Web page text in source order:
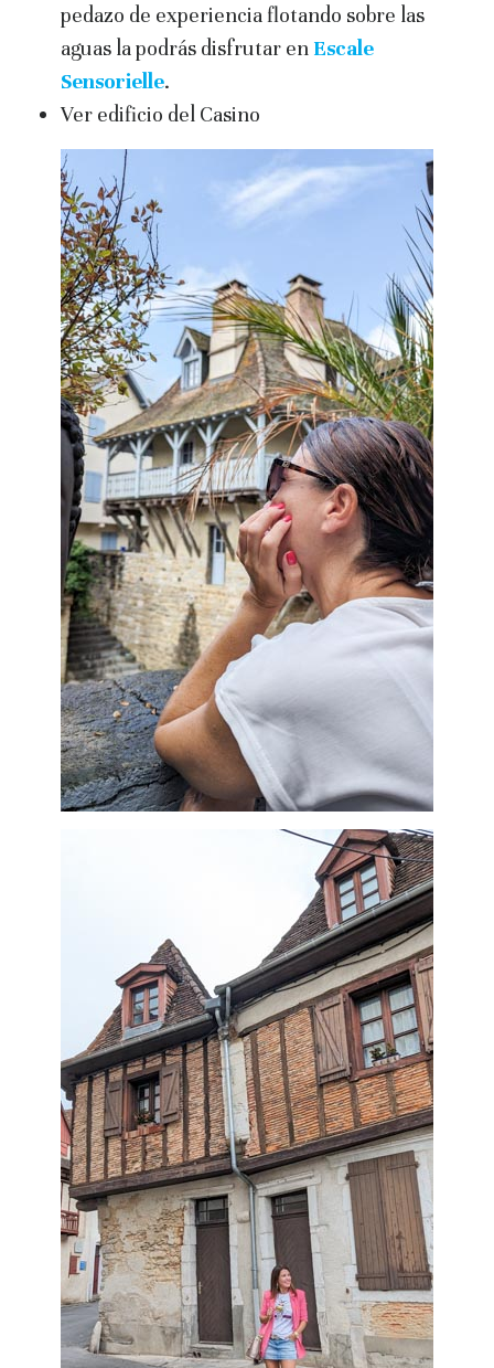
pedazo de experiencia flotando sobre las
aguas la podrás disfrutar en Escale
Sensorielle.
Ver edificio del Casino